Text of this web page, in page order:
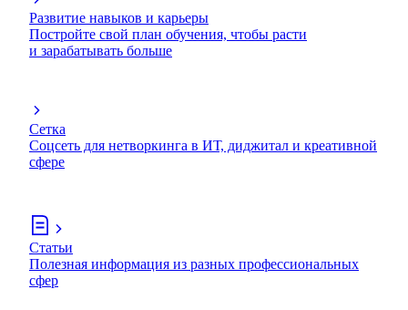
Развитие навыков и карьеры
Постройте свой план обучения, чтобы расти
и зарабатывать больше
Сетка
Соцсеть для нетворкинга в ИТ, диджитал и креативной
сфере
Статьи
Полезная информация из разных профессиональных
сфер